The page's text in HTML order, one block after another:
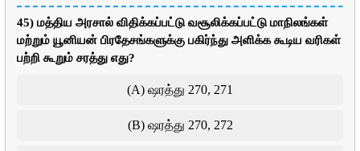
45) மத்திய அரசால் விதிக்கப்பட்டு வசூலிக்கப்பட்டு மாநிலங்கள்
மற்றும் யூனியன் பிரதேசங்களுக்கு பகிர்ந்து அளிக்க கூடிய வரிகள்
பற்றி கூறும் சரத்து எது?
(A) ஷரத்து 270, 271
(B) ஷரத்து 270, 272